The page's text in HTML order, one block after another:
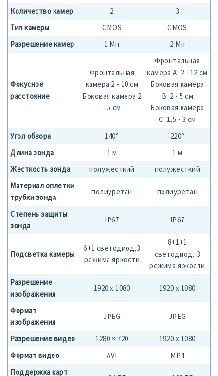
Количество камер 2
3
Тип камеры
CMOS
CMOS
Разрешение камер
1 Мп 2 Мп
Фокусное
расстояние
Фронтальная
камера 2 - 10 см
Боковая камера 2
- 5 см
Фронтальная
камера А: 2 - 12 см
Боковая камера
B: 2 - 5 см
Боковая камера
C: 1,5 - 3 см
Угол обзора
140°
220°
Длина зонда
1 м
1 м
Жесткость зонда
полужесткий
полужесткий
Материал оплетки
трубки зонда
полиуретан полиуретан
Степень защиты
зонда
IP67 IP67
Подсветка камеры
6+1 светодиод,3
режима яркости
8+1+1
светодиод, 3
режима яркости
Разрешение
изображения
1920 х 1080 1920 х 1080
Формат
изображения
JPEG JPEG
Разрешение видео 1280 × 720
1920 х 1080
Формат видео
AVI
MP4
Поддержка карт